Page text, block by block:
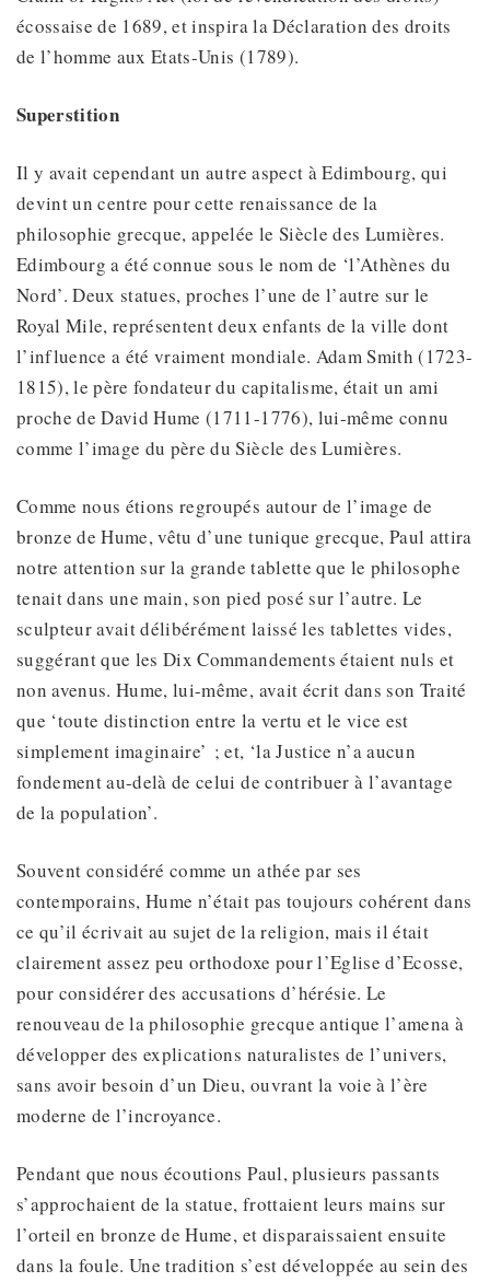
écossaise de 1689, et inspira la Déclaration des droits
de l’homme aux Etats-Unis (1789).
Superstition
Il y avait cependant un autre aspect à Edimbourg, qui
devint un centre pour cette renaissance de la
philosophie grecque, appelée le Siècle des Lumières.
Edimbourg a été connue sous le nom de ‘l’Athènes du
Nord’. Deux statues, proches l’une de l’autre sur le
Royal Mile, représentent deux enfants de la ville dont
l’influence a été vraiment mondiale. Adam Smith (1723-
1815), le père fondateur du capitalisme, était un ami
proche de David Hume (1711-1776), lui-même connu
comme l’image du père du Siècle des Lumières.
Comme nous étions regroupés autour de l’image de
bronze de Hume, vêtu d’une tunique grecque, Paul attira
notre attention sur la grande tablette que le philosophe
tenait dans une main, son pied posé sur l’autre. Le
sculpteur avait délibérément laissé les tablettes vides,
suggérant que les Dix Commandements étaient nuls et
non avenus. Hume, lui-même, avait écrit dans son Traité
que ‘toute distinction entre la vertu et le vice est
simplement imaginaire’ ; et, ‘la Justice n’a aucun
fondement au-delà de celui de contribuer à l’avantage
de la population’.
Souvent considéré comme un athée par ses
contemporains, Hume n’était pas toujours cohérent dans
ce qu’il écrivait au sujet de la religion, mais il était
clairement assez peu orthodoxe pour l’Eglise d’Ecosse,
pour considérer des accusations d’hérésie. Le
renouveau de la philosophie grecque antique l’amena à
développer des explications naturalistes de l’univers,
sans avoir besoin d’un Dieu, ouvrant la voie à l’ère
moderne de l’incroyance.
Pendant que nous écoutions Paul, plusieurs passants
s’approchaient de la statue, frottaient leurs mains sur
l’orteil en bronze de Hume, et disparaissaient ensuite
dans la foule. Une tradition s’est développée au sein des